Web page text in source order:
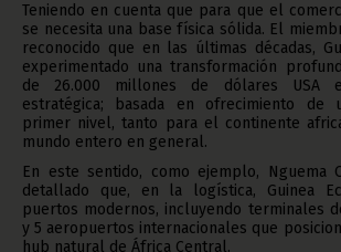
Teniendo en cuenta que para que el
se necesita una base física sólida. El
reconocido que en las últimas décadas,
experimentado una transformación
de 26.000 millones de dólares USA
estratégica; basada en ofrecimiento de
primer nivel, tanto para el continente
mundo entero en general.
En este sentido, como ejemplo, Nguema
detallado que, en la logística, Guinea
puertos modernos, incluyendo terminales
y 5 aeropuertos internacionales que
hub natural de África Central.